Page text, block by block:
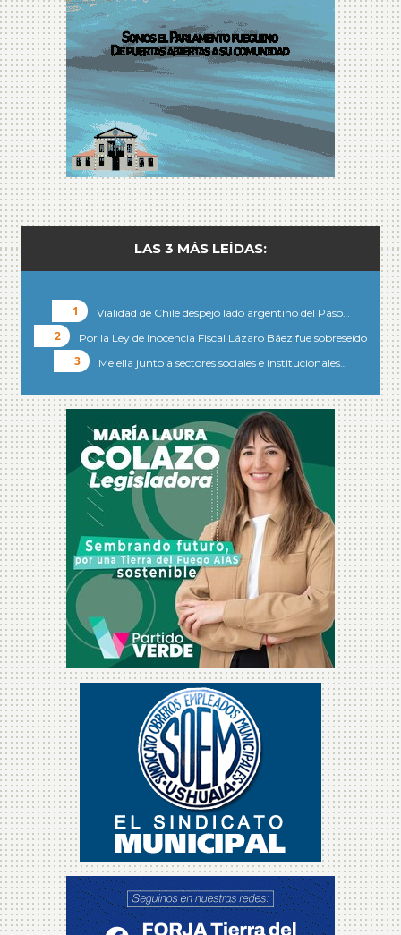
LAS 3 MÁS LEÍDAS:
Vialidad de Chile despejó lado argentino del Paso…
Por la Ley de Inocencia Fiscal Lázaro Báez fue sobreseído
Melella junto a sectores sociales e institucionales…